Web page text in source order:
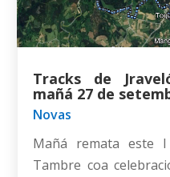
Tracks de
mañá 27 de
Novas
Mañá remata este
Tambre coa